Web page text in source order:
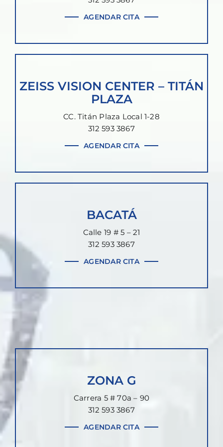
AGENDAR CITA
ZEISS VISION CENTER – TITÁN
PLAZA
CC. Titán Plaza Local 1-28
312 593 3867
AGENDAR CITA
BACATÁ
Calle 19 # 5 – 21
312 593 3867
AGENDAR CITA
ZONA G
Carrera 5 # 70a – 90
312 593 3867
AGENDAR CITA